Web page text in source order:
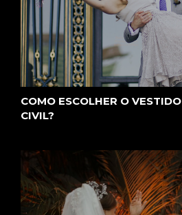
COMO ESCOLHER O
CIVIL?